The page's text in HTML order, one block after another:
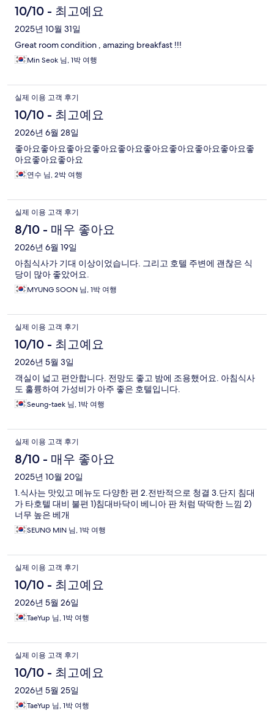
10/10 - 최고예요
2025년 10월 31일
Great room condition , amazing breakfast !!!
Min Seok 님, 1박 여행
실제 이용 고객 후기
10/10 - 최고예요
2026년 6월 28일
좋아요좋아요좋아요좋아요좋아요좋아요좋아요좋아요좋아요좋
아요좋아요좋아요
연수 님, 2박 여행
실제 이용 고객 후기
8/10 - 매우 좋아요
2026년 6월 19일
아침식사가 기대 이상이었습니다. 그리고 호텔 주변에 괜찮은 식
당이 많아 좋았어요.
MYUNG SOON 님, 1박 여행
실제 이용 고객 후기
10/10 - 최고예요
2026년 5월 3일
객실이 넓고 편안합니다. 전망도 좋고 밤에 조용했어요. 아침식사
도 훌륭하여 가성비가 아주 좋은 호텔입니다.
Seung-taek 님, 1박 여행
실제 이용 고객 후기
8/10 - 매우 좋아요
2025년 10월 20일
1.식사는 맛있고 메뉴도 다양한 편 2.전반적으로 청결 3.단지 침대
가 타호텔 대비 불편 1)침대바닥이 베니아 판 처럼 딱딱한 느낌 2)
너무 높은 베개
SEUNG MIN 님, 1박 여행
실제 이용 고객 후기
10/10 - 최고예요
2026년 5월 26일
TaeYup 님, 1박 여행
실제 이용 고객 후기
10/10 - 최고예요
2026년 5월 25일
TaeYup 님, 1박 여행